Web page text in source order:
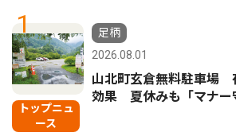
1
トップニュ
ース
足柄
2026.08.01
山北町玄倉無料駐車場
効果 夏休みも「マナー